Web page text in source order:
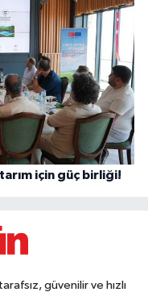
için güç birliği!
güvenilir ve hızlı